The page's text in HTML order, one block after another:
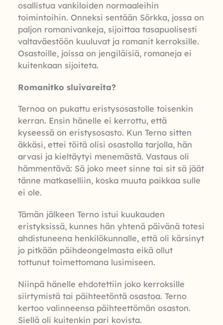
osallistua vankiloiden normaaleihin
toimintoihin. Onneksi sentään Sörkka, jossa on
paljon romanivankeja, sijoittaa tasapuolisesti
valtaväestöön kuuluvat ja romanit kerroksille.
Osastoille, joissa on jengiläisiä, romaneja ei
kuitenkaan sijoiteta.
Romanitko sluivareita?
Ternoa on pukattu eristysosastolle toisenkin
kerran. Ensin hänelle ei kerrottu, että
kyseessä on eristysosasto. Kun Terno sitten
äkkäsi, ettei töitä olisi osastolla tarjolla, hän
arvasi ja kieltäytyi menemästä. Vastaus oli
hämmentävä: Sä joko meet sinne tai sit sä jäät
tänne matkaselliin, koska muuta paikkaa sulle
ei ole.
Tämän jälkeen Terno istui kuukauden
eristyksissä, kunnes hän yhtenä päivänä totesi
ahdistuneena henkilökunnalle, että oli kärsinyt
jo pitkään päihdeongelmasta eikä ollut
tottunut toimettomana lusimiseen.
Niinpä hänelle ehdotettiin joko kerroksille
siirtymistä tai päihteetöntä osastoa. Terno
kertoo valinneensa päihteettömän osaston.
Siellä oli kuitenkin pari kovista.